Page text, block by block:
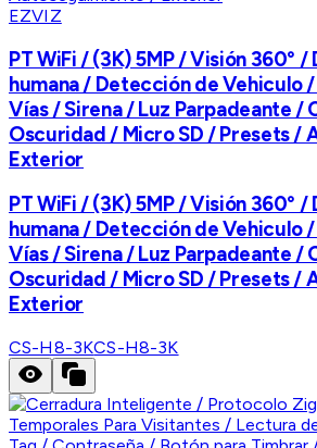
EZVIZ
PT WiFi / (3K) 5MP / Visión 360°
humana / Detección de Vehiculo
Vías / Sirena / Luz Parpadeante /
Oscuridad / Micro SD / Presets /
Exterior
PT WiFi / (3K) 5MP / Visión 360°
humana / Detección de Vehiculo
Vías / Sirena / Luz Parpadeante /
Oscuridad / Micro SD / Presets /
Exterior
CS-H8-3KCS-H8-3K